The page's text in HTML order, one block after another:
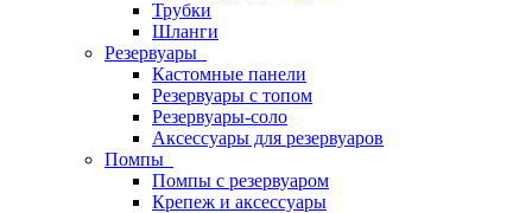
Трубки
Шланги
Резервуары
Кастомные панели
Резервуары с топом
Резервуары-соло
Аксессуары для резервуаров
Помпы
Помпы с резервуаром
Крепеж и аксессуары